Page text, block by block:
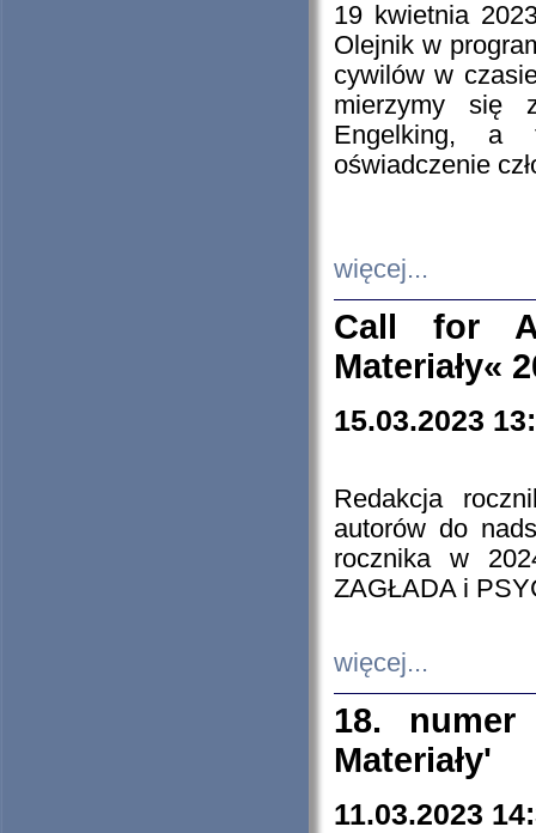
19 kwietnia
Olejnik w
cywilów w
mierzymy się
Engelking, a
oświadczenie
więcej...
Call for
Materiały«
15.03.2023
Redakcja
autorów do
rocznika w
ZAGŁADA i
więcej...
18. numer
Materiały'
11.03.2023